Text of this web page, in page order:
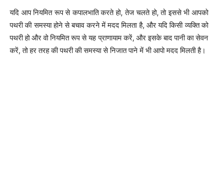
यदि आप नियमित रूप से कपालभाति करते हो, तेज चलते हो, तो इससे भी आपको
पथरी की समस्या होने से बचाव करने में मदद मिलता है, और यदि किसी व्यक्ति को
पथरी हो और वो नियमित रूप से यह प्राणायाम करें, और इसके बाद पानी का सेवन
करें, तो हर तरह की पथरी की समस्या से निजात पाने में भी आपो मदद मिलती है।